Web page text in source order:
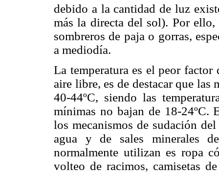
debido a la cantidad de luz
más la directa del sol). Por ello,
sombreros de paja o gorras,
a mediodía.
La temperatura es el peor factor
aire libre, es de destacar que las
40-44ºC, siendo las
mínimas no bajan de 18-24ºC.
los mecanismos de sudación
agua y de sales minerales
normalmente utilizan es ropa
volteo de racimos, camisetas